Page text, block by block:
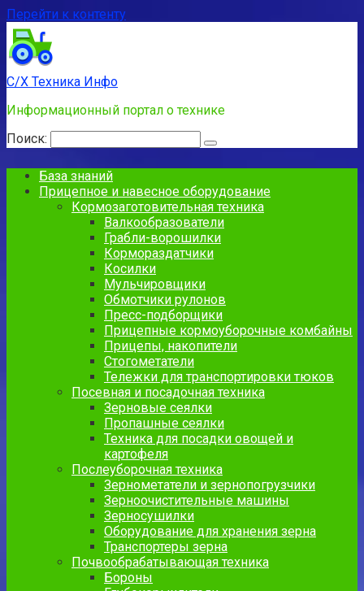
Перейти к контенту
С/Х Техника Инфо
Информационный портал о технике
Поиск:
База знаний
Прицепное и навесное оборудование
Кормозаготовительная техника
Валкообразователи
Грабли-ворошилки
Кормораздатчики
Косилки
Мульчировщики
Обмотчики рулонов
Пресс-подборщики
Прицепные кормоуборочные комбайны
Прицепы, накопители
Стогометатели
Тележки для транспортировки тюков
Посевная и посадочная техника
Зерновые сеялки
Пропашные сеялки
Техника для посадки овощей и
картофеля
Послеуборочная техника
Зернометатели и зернопогрузчики
Зерноочистительные машины
Зерносушилки
Оборудование для хранения зерна
Транспортеры зерна
Почвообрабатывающая техника
Бороны